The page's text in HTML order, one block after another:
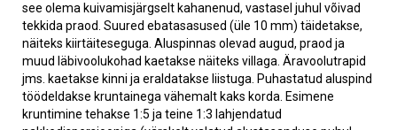
see olema kuivamisjärgselt kahanenud, vastasel juhul võivad
tekkida praod. Suured ebatasasused (üle 10 mm) täidetakse,
näiteks kiirtäiteseguga. Aluspinnas olevad augud, praod ja
muud läbivoolukohad kaetakse näiteks villaga. Äravoolutrapid
jms. kaetakse kinni ja eraldatakse liistuga. Puhastatud aluspind
töödeldakse kruntainega vähemalt kaks korda. Esimene
kruntimine tehakse 1:5 ja teine 1:3 lahjendatud